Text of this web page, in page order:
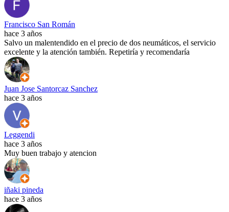
Francisco San Román
hace 3 años
Salvo un malentendido en el precio de dos neumáticos, el servicio
excelente y la atención también. Repetiría y recomendaría
Juan Jose Santorcaz Sanchez
hace 3 años
Leggendi
hace 3 años
Muy buen trabajo y atencion
iñaki pineda
hace 3 años